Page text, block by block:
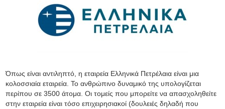
Όπως είναι αντιληπτό, η εταιρεία Ελληνικά Πετρέλαια είναι μια
κολοσσιαία εταιρεία. Το ανθρώπινο δυναμικό της υπολογίζεται
περίπου σε 3500 άτομα. Οι τομείς που μπορείτε να απασχοληθείτε
στην εταιρεία είναι τόσο επιχειρησιακοί (δουλειές δηλαδή που